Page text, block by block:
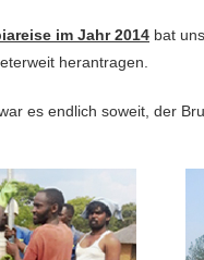
im Jahr 2014 bat
herantragen.
es endlich soweit, der